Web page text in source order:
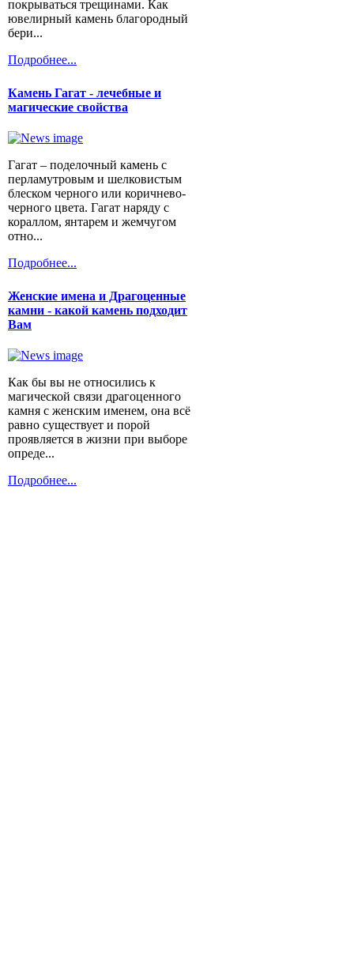
покрываться трещинами. Как
ювелирный камень благородный
бери...
Подробнее...
Камень Гагат - лечебные и
магические свойства
Гагат – поделочный камень с
перламутровым и шелковистым
блеском черного или коричнево-
черного цвета. Гагат наряду с
кораллом, янтарем и жемчугом
отно...
Подробнее...
Женские имена и Драгоценные
камни - какой камень подходит
Вам
Как бы вы не относились к
магической связи драгоценного
камня с женским именем, она всё
равно существует и порой
проявляется в жизни при выборе
опреде...
Подробнее...